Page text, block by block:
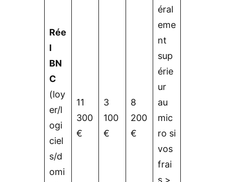
Rée
l
BN
C
(loy
er/l
ogi
ciel
s/d
omi
11
300
€
3
100
€
8
200
€
éral
eme
nt
sup
érie
ur
au
mic
ro si
vos
frai
s >